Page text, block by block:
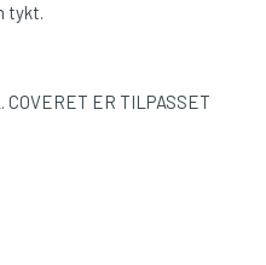
tykt.
ER TILPASSET